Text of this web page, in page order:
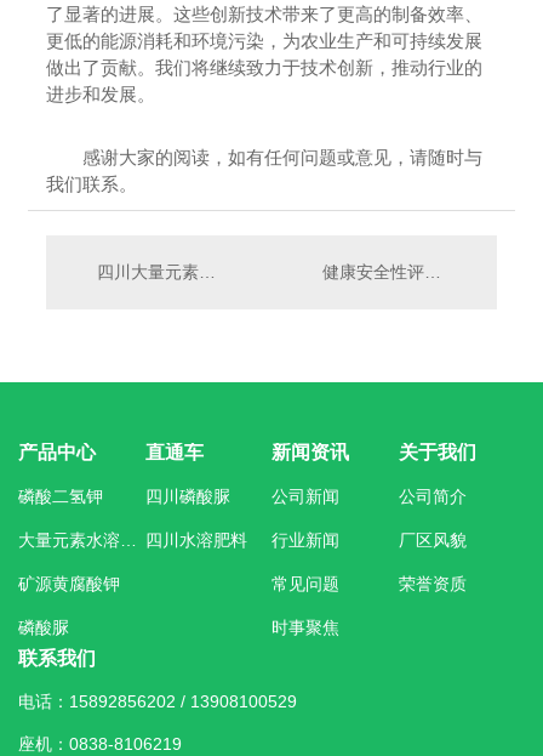
了显著的进展。这些创新技术带来了更高的制备效率、
更低的能源消耗和环境污染，为农业生产和可持续发展
做出了贡献。我们将继续致力于技术创新，推动行业的
进步和发展。
感谢大家的阅读，如有任何问题或意见，请随时与
我们联系。
健康安全性评估：四川磷酸氢二铵在农业中的使用
产品中心
磷酸二氢钾
矿源黄腐酸钾
磷酸脲
直通车
四川磷酸脲
四川水溶肥料
新闻资讯
公司新闻
行业新闻
常见问题
时事聚焦
关于我们
公司简介
厂区风貌
荣誉资质
联系我们
电话：15892856202 / 13908100529
座机：0838-8106219